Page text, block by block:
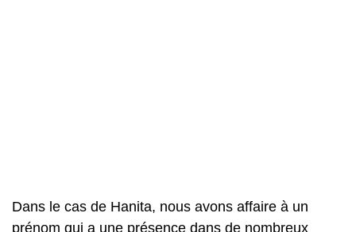
Dans le cas de Hanita, nous avons affaire à un
prénom qui a une présence dans de nombreux